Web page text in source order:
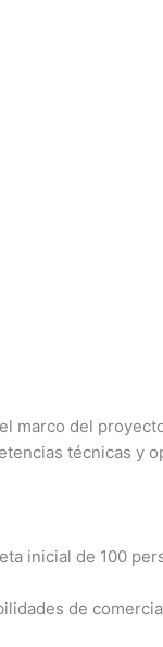
del
técnicas y
inicial de 100
de